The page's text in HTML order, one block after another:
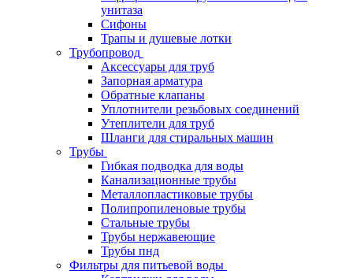
унитаза
Сифоны
Трапы и душевые лотки
Трубопровод
Аксессуары для труб
Запорная арматура
Обратные клапаны
Уплотнители резьбовых соединений
Утеплители для труб
Шланги для стиральных машин
Трубы
Гибкая подводка для воды
Канализационные трубы
Металлопластиковые трубы
Полипропиленовые трубы
Стальные трубы
Трубы нержавеющие
Трубы пнд
Фильтры для питьевой воды